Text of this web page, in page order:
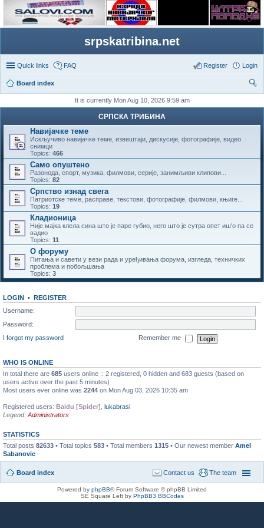
srpskatribina.net
Quick links FAQ Login
Register
Board index
It is currently Mon Aug 10, 2026 9:59 am
СРПСКА ТРИБИНА
Навијачке теме
Искључиво навијачке теме, извештаји, дискусије, фотографије, видео
снимци
Topics: 466
Само опуштено
Разонода, спорт, музика, филмови, серије, занимљиви клипови...
Topics: 82
Српство изнад свега
Патриотске теме, расправе, текстови, фотографије, филмови, књиге...
Topics: 19
Кладионица
Није мајка клела сина што је паре губио, него што је сутра опет иш'о па се
вадио
Topics: 11
О форуму
Питања и савети у вези рада и уређивања форума, изгледа, техничких
проблема и побољшања
Topics: 3
LOGIN • REGISTER
Username:
Password:
I forgot my password
Remember me
WHO IS ONLINE
In total there are 685 users online :: 2 registered, 0 hidden and 683 guests (based on
users active over the past 5 minutes)
Most users ever online was 2244 on Mon Aug 03, 2026 10:35 am
Registered users: Baidu [Spider] lukabrasi
Legend: Administrators
STATISTICS
Total posts 82633 • Total topics 583 • Total members 1315 • Our newest member Amel
Sabanovic
Board index The team
Contact us
Powered by phpBB® Forum Software © phpBB Limited
SE Square Left by PhpBB3 BBCodes